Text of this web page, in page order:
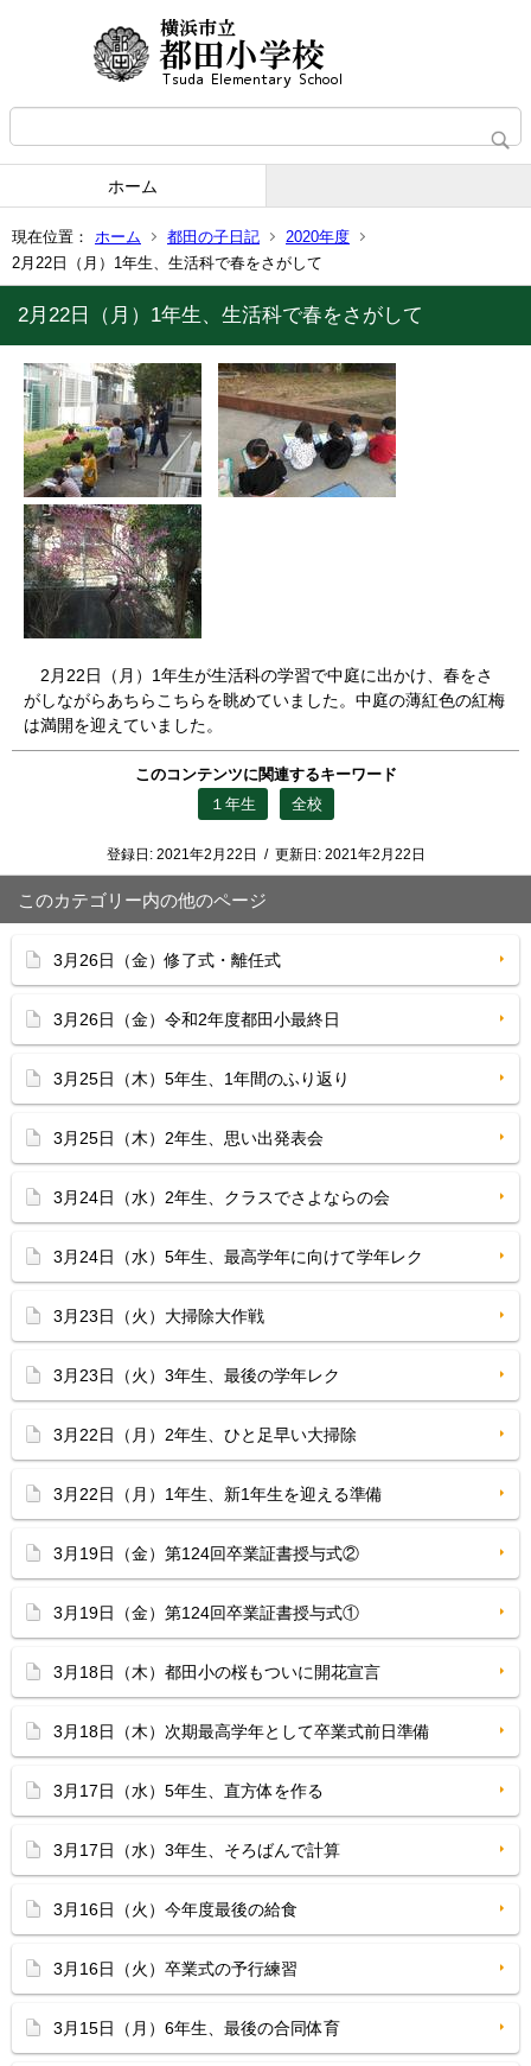
ホーム
現在位置： ホーム 都田の子日記
2020年度
2月22日（月）1年生、生活科で春をさがして
2月22日（月）1年生、生活科で春をさがして
2月22日（月）1年生が生活科の学習で中庭に出かけ、春をさ
がしながらあちらこちらを眺めていました。中庭の薄紅色の紅梅
は満開を迎えていました。
このコンテンツに関連するキーワード
１年生
全校
登録日: 2021年2月22日 / 更新日: 2021年2月22日
このカテゴリー内の他のページ
3月26日（金）修了式・離任式
3月26日（金）令和2年度都田小最終日
3月25日（木）5年生、1年間のふり返り
3月25日（木）2年生、思い出発表会
3月24日（水）2年生、クラスでさよならの会
3月24日（水）5年生、最高学年に向けて学年レク
3月23日（火）大掃除大作戦
3月23日（火）3年生、最後の学年レク
3月22日（月）2年生、ひと足早い大掃除
3月22日（月）1年生、新1年生を迎える準備
3月19日（金）第124回卒業証書授与式②
3月19日（金）第124回卒業証書授与式①
3月18日（木）都田小の桜もついに開花宣言
3月18日（木）次期最高学年として卒業式前日準備
3月17日（水）5年生、直方体を作る
3月17日（水）3年生、そろばんで計算
3月16日（火）今年度最後の給食
3月16日（火）卒業式の予行練習
3月15日（月）6年生、最後の合同体育